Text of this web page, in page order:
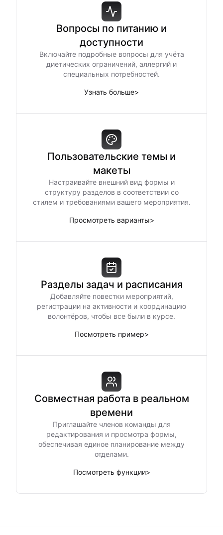
Вопросы по питанию и
доступности
Включайте подробные вопросы для учёта
диетических ограничений, аллергий и
специальных потребностей.
Узнать больше>
Пользовательские темы и
макеты
Настраивайте внешний вид формы и
структуру разделов в соответствии со
стилем и требованиями вашего мероприятия.
Просмотреть варианты>
Разделы задач и расписания
Добавляйте повестки мероприятий,
регистрации на активности и координацию
волонтёров, чтобы все были в курсе.
Посмотреть пример>
Совместная работа в реальном
времени
Приглашайте членов команды для
редактирования и просмотра формы,
обеспечивая единое планирование между
отделами.
Посмотреть функции>